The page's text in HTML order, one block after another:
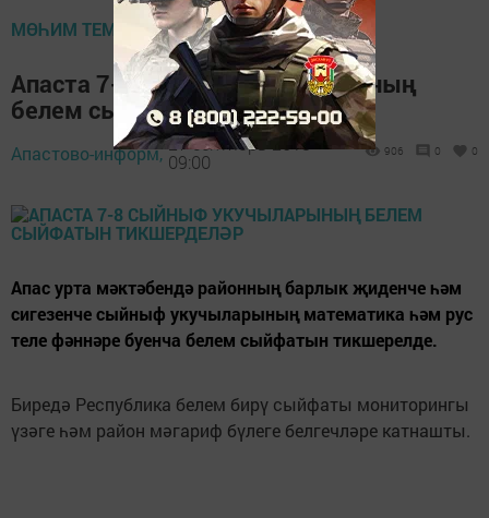
МӨҺИМ ТЕМА
Апаста 7-8 сыйныф укучыларының
белем сыйфатын тикшерделәр
Апастово-информ, 27 сентябрь 2018 -
09:00
906 0 0
Апас урта мәктәбендә районның барлык җиденче һәм
сигезенче сыйныф укучыларының математика һәм рус
теле фәннәре буенча белем сыйфатын тикшерелде.
Биредә Республика белем бирү сыйфаты мониторингы
үзәге һәм район мәгариф бүлеге белгечләре катнашты.